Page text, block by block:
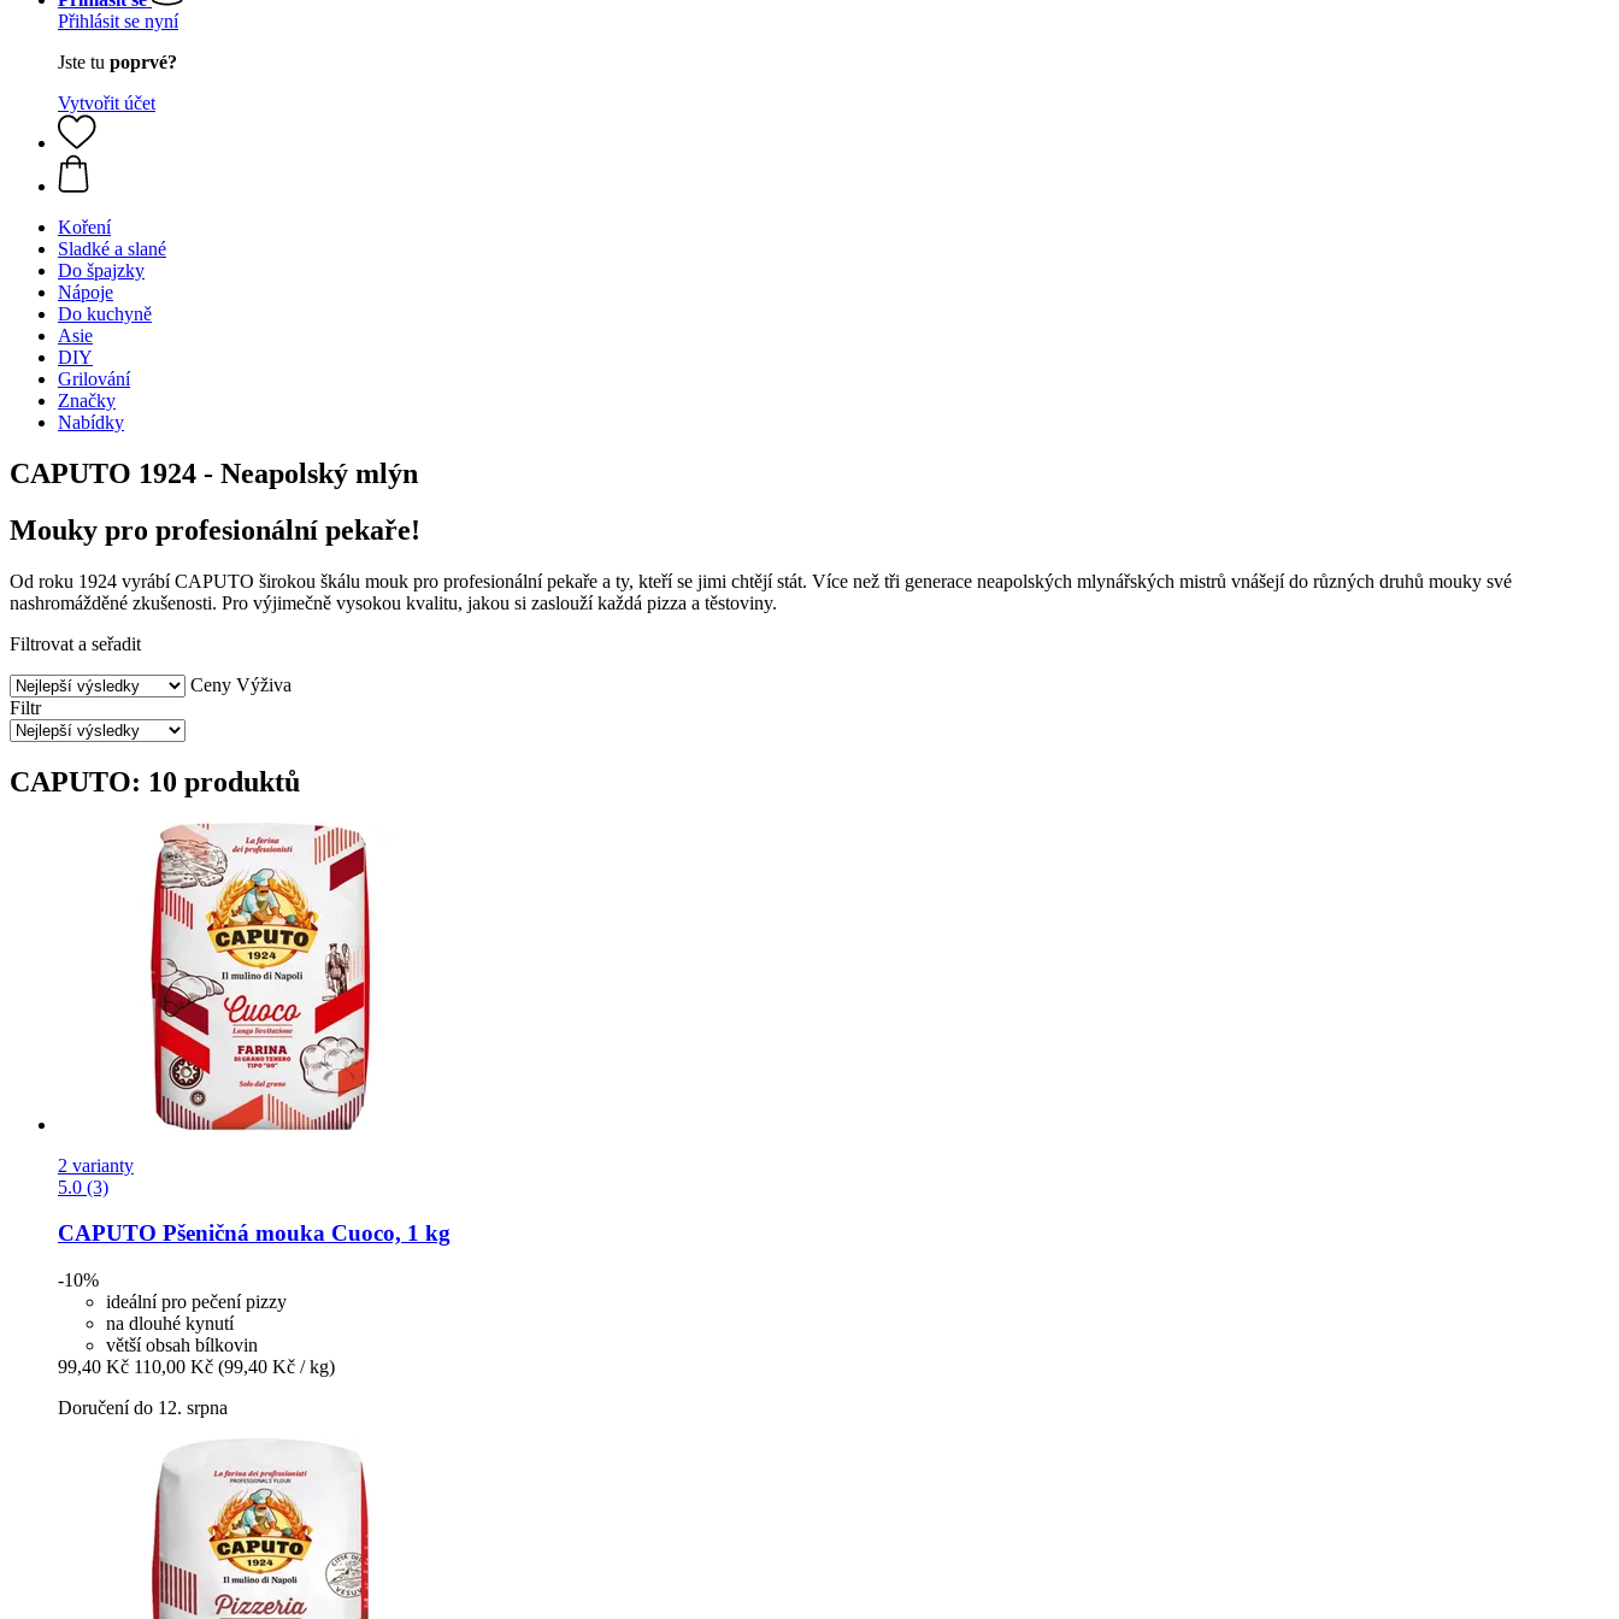
Přihlásit se nyní
Jste tu poprvé?
Vytvořit účet
Koření
Sladké a slané
Do špajzky
Nápoje
Do kuchyně
Asie
DIY
Grilování
Značky
Nabídky
CAPUTO 1924 - Neapolský mlýn
Mouky pro profesionální pekaře!
Od roku 1924 vyrábí CAPUTO širokou škálu mouk pro profesionální pekaře a ty, kteří se jimi chtějí stát. Více než tři generace neapolských mlynářských mistrů vnášejí do různých druhů mouky své
nashromážděné zkušenosti. Pro výjimečně vysokou kvalitu, jakou si zaslouží každá pizza a těstoviny.
Filtrovat a seřadit
Ceny Výživa
Filtr
CAPUTO: 10 produktů
2 varianty
5.0 (3)
CAPUTO Pšeničná mouka Cuoco, 1 kg
-10%
ideální pro pečení pizzy
na dlouhé kynutí
větší obsah bílkovin
99,40 Kč 110,00 Kč (99,40 Kč / kg)
Doručení do 12. srpna